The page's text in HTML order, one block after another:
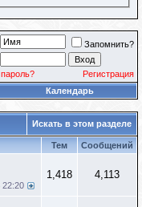
Запомнить?
Регистрация
Календарь
Искать в этом разделе
Тем Сообщений
22:20
1,418 4,113